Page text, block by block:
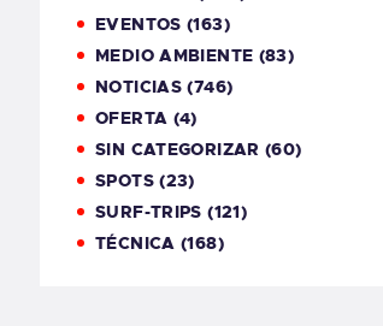
EVENTOS (163)
MEDIO AMBIENTE (83)
NOTICIAS (746)
OFERTA (4)
SIN CATEGORIZAR (60)
SPOTS(23)
SURF-TRIPS (121)
TÉCNICA (168)